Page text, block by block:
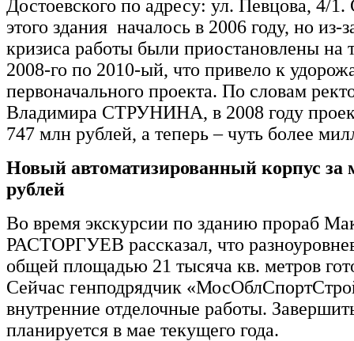
Достоевского по адресу: ул. Певцова, 4/1.
этого здания началось в 2006 году, но из-
кризиса работы были приостановлены на
2008-го по 2010-ый, что привело к
первоначального проекта. По словам
Владимира СТРУНИНА, в 2008 году
747 млн рублей, а теперь – чуть более
Новый автоматизированный корпус за
рублей
Во время экскурсии по зданию прораб
РАСТОРГУЕВ рассказал, что
общей площадью 21 тысяча кв. метров
Сейчас генподрядчик
внутренние отделочные работы.
планируется в мае текущего года.